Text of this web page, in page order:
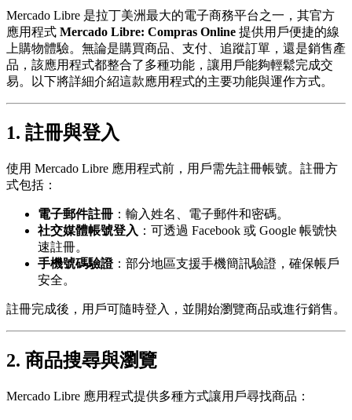
Mercado Libre 是拉丁美洲最大的電子商務平台之一，其官方
應用程式 Mercado Libre: Compras Online 提供用戶便捷的線
上購物體驗。無論是購買商品、支付、追蹤訂單，還是銷售產
品，該應用程式都整合了多種功能，讓用戶能夠輕鬆完成交
易。以下將詳細介紹這款應用程式的主要功能與運作方式。
1. 註冊與登入
使用 Mercado Libre 應用程式前，用戶需先註冊帳號。註冊方
式包括：
電子郵件註冊 ：輸入姓名、電子郵件和密碼。
社交媒體帳號登入 ：可透過 Facebook 或 Google 帳號快
速註冊。
手機號碼驗證：部分地區支援手機簡訊驗證，確保帳戶
安全。
註冊完成後，用戶可隨時登入，並開始瀏覽商品或進行銷售。
2. 商品搜尋與瀏覽
Mercado Libre 應用程式提供多種方式讓用戶尋找商品：